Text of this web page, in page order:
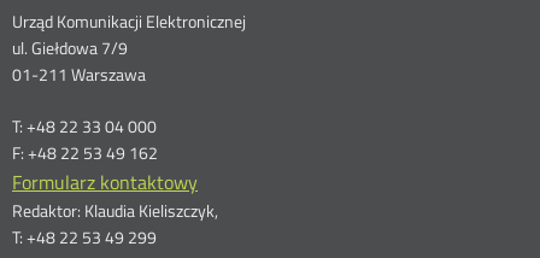
Dane
kontaktowe
Urząd Komunikacji Elektronicznej
ul. Giełdowa 7/9
01-211 Warszawa
T: +48 22 33 04 000
F: +48 22 53 49 162
Formularz kontaktowy
Redaktor: Klaudia Kieliszczyk,
T: +48 22 53 49 299